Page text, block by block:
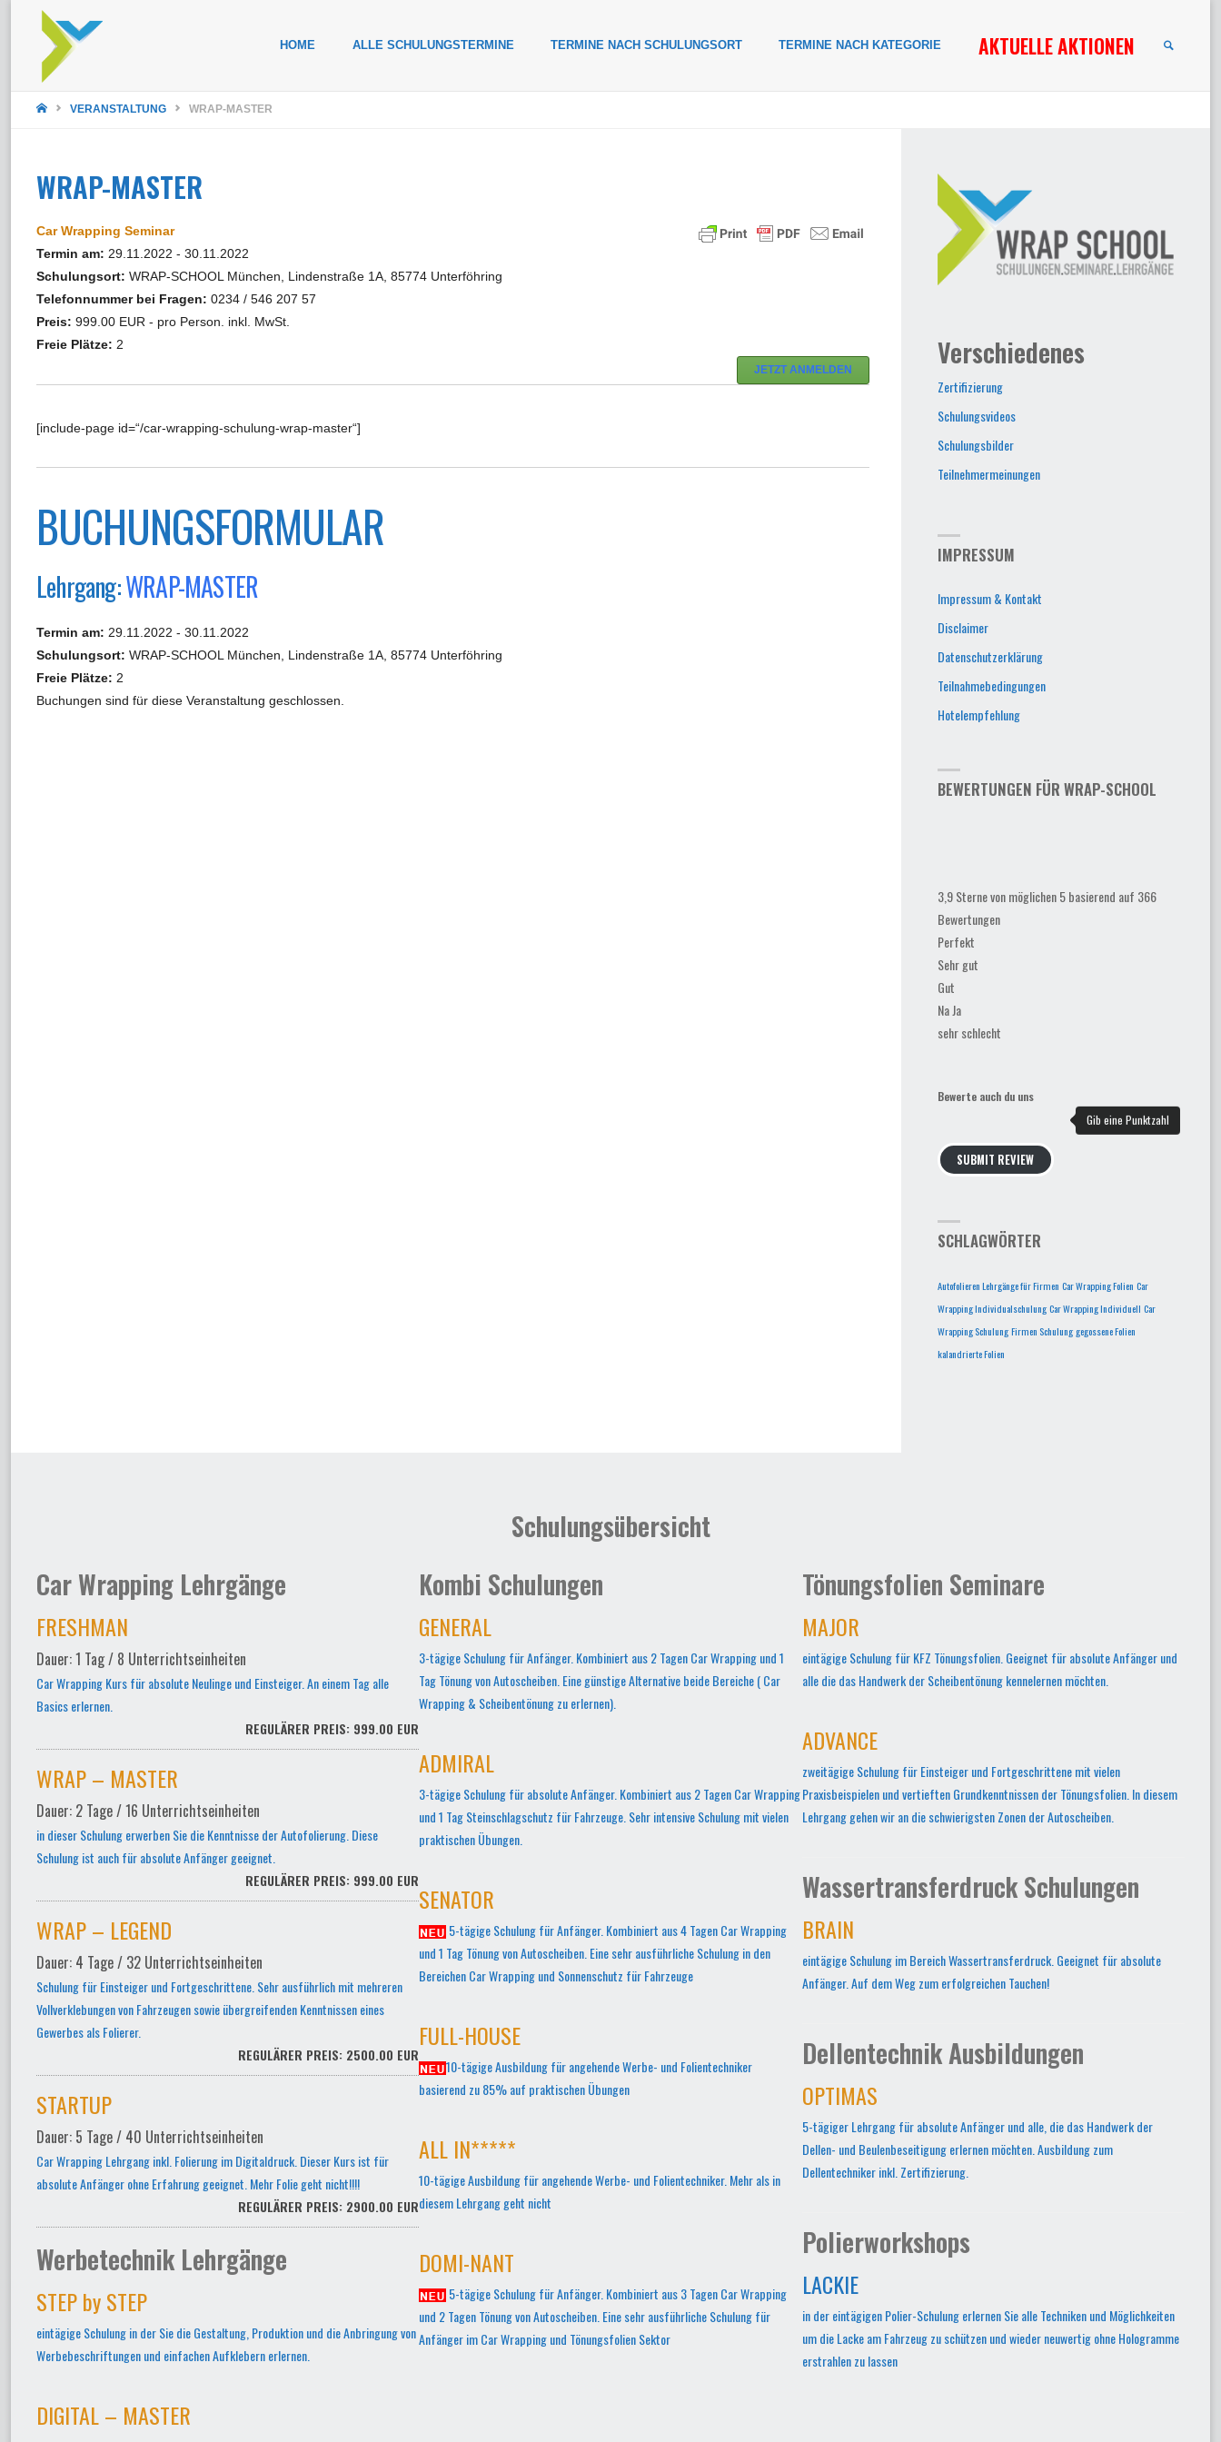
HOME ALLE SCHULUNGSTERMINE TERMINE NACH SCHULUNGSORT TERMINE NACH KATEGORIE AKTUELLE AKTIONEN
STARTSEITE
VERANSTALTUNG WRAP-MASTER
WRAP-MASTER
Car Wrapping Seminar
Termin am: 29.11.2022 - 30.11.2022
Schulungsort: WRAP-SCHOOL München, Lindenstraße 1A, 85774 Unterföhring
Telefonnummer bei Fragen: 0234 / 546 207 57
Preis: 999.00 EUR - pro Person. inkl. MwSt.
Freie Plätze: 2
JETZT ANMELDEN
[include-page id=“/car-wrapping-schulung-wrap-master“]
BUCHUNGSFORMULAR
Lehrgang:WRAP-MASTER
Termin am: 29.11.2022 - 30.11.2022
Schulungsort: WRAP-SCHOOL München, Lindenstraße 1A, 85774 Unterföhring
Freie Plätze: 2
Buchungen sind für diese Veranstaltung geschlossen.
Verschiedenes
Zertifizierung
Schulungsvideos
Schulungsbilder
Teilnehmermeinungen
IMPRESSUM
Impressum & Kontakt
Disclaimer
Datenschutzerklärung
Teilnahmebedingungen
Hotelempfehlung
BEWERTUNGEN FÜR WRAP-SCHOOL
3,9 Sterne von möglichen 5 basierend auf 366
Bewertungen
Perfekt
Sehr gut
Gut
Na Ja
sehr schlecht
Bewerte auch du uns
SUBMIT REVIEW
SCHLAGWÖRTER
Autofolieren Lehrgänge für Firmen Car Wrapping Folien Car
Wrapping Individualschulung Car Wrapping Individuell Car
Wrapping Schulung Firmen Schulung gegossene Folien
kalandrierte Folien
Schulungsübersicht
Car Wrapping Lehrgänge
FRESHMAN
Dauer: 1 Tag / 8 Unterrichtseinheiten
Car Wrapping Kurs für absolute Neulinge und Einsteiger. An einem Tag alle
Basics erlernen.
REGULÄRER PREIS: 999.00 EUR
WRAP – MASTER
Dauer: 2 Tage / 16 Unterrichtseinheiten
in dieser Schulung erwerben Sie die Kenntnisse der Autofolierung. Diese
Schulung ist auch für absolute Anfänger geeignet.
REGULÄRER PREIS: 999.00 EUR
WRAP – LEGEND
Dauer: 4 Tage / 32 Unterrichtseinheiten
Schulung für Einsteiger und Fortgeschrittene. Sehr ausführlich mit mehreren
Vollverklebungen von Fahrzeugen sowie übergreifenden Kenntnissen eines
Gewerbes als Folierer.
REGULÄRER PREIS: 2500.00 EUR
STARTUP
Dauer: 5 Tage / 40 Unterrichtseinheiten
Car Wrapping Lehrgang inkl. Folierung im Digitaldruck. Dieser Kurs ist für
absolute Anfänger ohne Erfahrung geeignet. Mehr Folie geht nicht!!!!
REGULÄRER PREIS: 2900.00 EUR
Werbetechnik Lehrgänge
STEP by STEP
eintägige Schulung in der Sie die Gestaltung, Produktion und die Anbringung von
Werbebeschriftungen und einfachen Aufklebern erlernen.
DIGITAL – MASTER
Kombi Schulungen
GENERAL
3-tägige Schulung für Anfänger. Kombiniert aus 2 Tagen Car Wrapping und 1
Tag Tönung von Autoscheiben. Eine günstige Alternative beide Bereiche ( Car
Wrapping & Scheibentönung zu erlernen).
ADMIRAL
3-tägige Schulung für absolute Anfänger. Kombiniert aus 2 Tagen Car Wrapping
und 1 Tag Steinschlagschutz für Fahrzeuge. Sehr intensive Schulung mit vielen
praktischen Übungen.
SENATOR
5-tägige Schulung für Anfänger. Kombiniert aus 4 Tagen Car Wrapping
und 1 Tag Tönung von Autoscheiben. Eine sehr ausführliche Schulung in den
Bereichen Car Wrapping und Sonnenschutz für Fahrzeuge
FULL-HOUSE
10-tägige Ausbildung für angehende Werbe- und Folientechniker
basierend zu 85% auf praktischen Übungen
ALL IN*****
10-tägige Ausbildung für angehende Werbe- und Folientechniker. Mehr als in
diesem Lehrgang geht nicht
DOMI-NANT
5-tägige Schulung für Anfänger. Kombiniert aus 3 Tagen Car Wrapping
und 2 Tagen Tönung von Autoscheiben. Eine sehr ausführliche Schulung für
Anfänger im Car Wrapping und Tönungsfolien Sektor
Tönungsfolien Seminare
MAJOR
eintägige Schulung für KFZ Tönungsfolien. Geeignet für absolute Anfänger und
alle die das Handwerk der Scheibentönung kennelernen möchten.
ADVANCE
zweitägige Schulung für Einsteiger und Fortgeschrittene mit vielen
Praxisbeispielen und vertieften Grundkenntnissen der Tönungsfolien. In diesem
Lehrgang gehen wir an die schwierigsten Zonen der Autoscheiben.
Wassertransferdruck Schulungen
BRAIN
eintägige Schulung im Bereich Wassertransferdruck. Geeignet für absolute
Anfänger. Auf dem Weg zum erfolgreichen Tauchen!
Dellentechnik Ausbildungen
OPTIMAS
5-tägiger Lehrgang für absolute Anfänger und alle, die das Handwerk der
Dellen- und Beulenbeseitigung erlernen möchten. Ausbildung zum
Dellentechniker inkl. Zertifizierung.
Polierworkshops
LACKIE
in der eintägigen Polier-Schulung erlernen Sie alle Techniken und Möglichkeiten
um die Lacke am Fahrzeug zu schützen und wieder neuwertig ohne Hologramme
erstrahlen zu lassen